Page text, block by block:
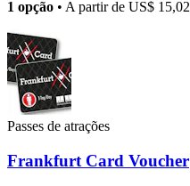
1 opção • A partir de US$ 15,02
Passes de atrações
Frankfurt Card Voucher